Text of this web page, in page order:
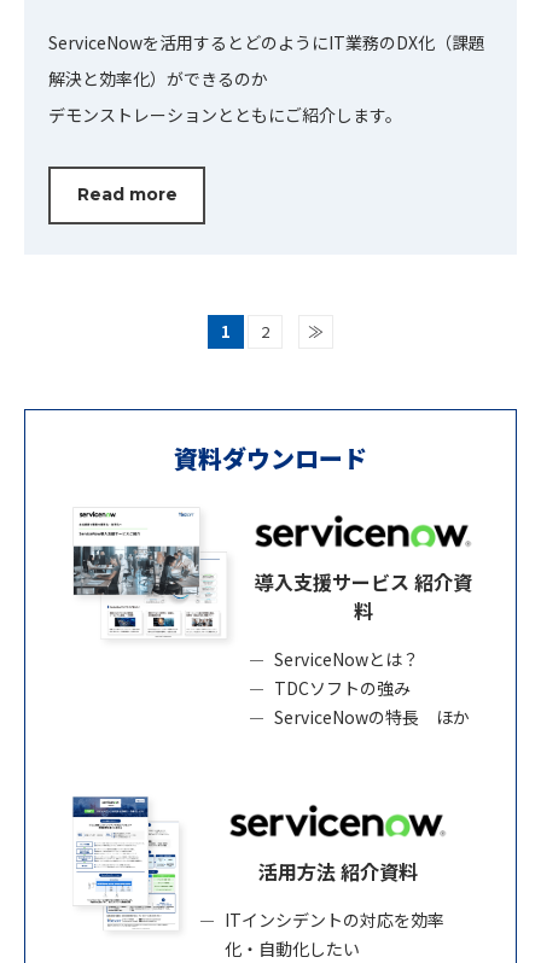
ServiceNowを活用するとどのようにIT業務のDX化（課題
解決と効率化）ができるのか
デモンストレーションとともにご紹介します。
Read more
1 2 ≫
資料ダウンロード
導入支援サービス 紹介資
料
ServiceNowとは？
TDCソフトの強み
ServiceNowの特長 ほか
活用方法 紹介資料
ITインシデントの対応を効率
化・自動化したい